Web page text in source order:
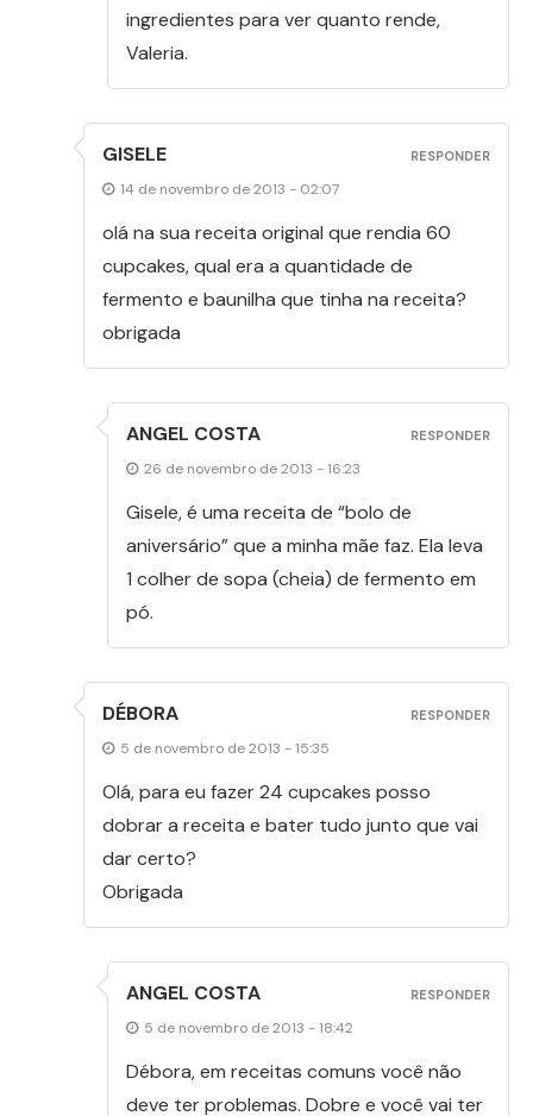
ingredientes para ver quanto rende,
Valeria.
GISELE
14 de novembro de 2013 - 02:07
olá na sua receita original que rendia 60
cupcakes, qual era a quantidade de
fermento e baunilha que tinha na receita?
obrigada
RESPONDER
ANGEL COSTA
26 de novembro de 2013 - 16:23
Gisele, é uma receita de “bolo de
aniversário” que a minha mãe faz. Ela leva
1 colher de sopa (cheia) de fermento em
pó.
RESPONDER
DÉBORA
5 de novembro de 2013 - 15:35
Olá, para eu fazer 24 cupcakes posso
dobrar a receita e bater tudo junto que vai
dar certo?
Obrigada
RESPONDER
ANGEL COSTA
5 de novembro de 2013 - 18:42
Débora, em receitas comuns você não
deve ter problemas. Dobre e você vai ter
RESPONDER